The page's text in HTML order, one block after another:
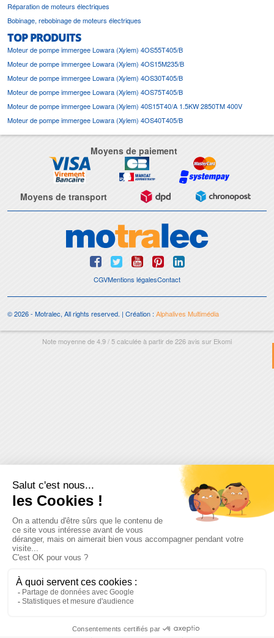
Réparation de moteurs électriques
Bobinage, rebobinage de moteurs électriques
TOP PRODUITS
Moteur de pompe immergee Lowara (Xylem) 4OS55T405/B
Moteur de pompe immergee Lowara (Xylem) 4OS15M235/B
Moteur de pompe immergee Lowara (Xylem) 4OS30T405/B
Moteur de pompe immergee Lowara (Xylem) 4OS75T405/B
Moteur de pompe immergee Lowara (Xylem) 40S15T40/A 1.5KW 2850TM 400V
Moteur de pompe immergee Lowara (Xylem) 4OS40T405/B
Moyens de paiement
Moyens de transport
CGVMentions légalesContact
© 2026 - Motralec, All rights reserved. | Création :Alphalives Multimédia
Note moyenne de4.9/5calculée à partir de226avis sur Ekomi